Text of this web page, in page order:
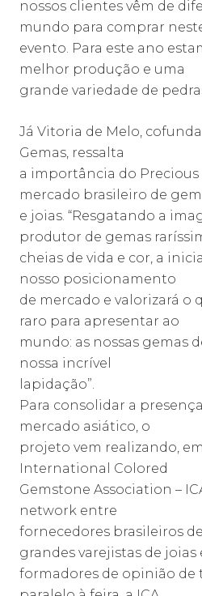
nossos clientes vêm de
mundo para comprar
evento. Para este ano
melhor produção e uma
grande variedade de
Já Vitoria de Melo,
Gemas, ressalta
a importância do Precious
mercado brasileiro de
e joias. “Resgatando a
produtor de gemas
cheias de vida e cor, a
nosso posicionamento
de mercado e valorizará o
raro para apresentar ao
mundo: as nossas gemas
nossa incrível
lapidação”.
Para consolidar a
mercado asiático, o
projeto vem realizando,
International Colored
Gemstone Association –
network entre
fornecedores brasileiros
grandes varejistas de joias
formadores de opinião de